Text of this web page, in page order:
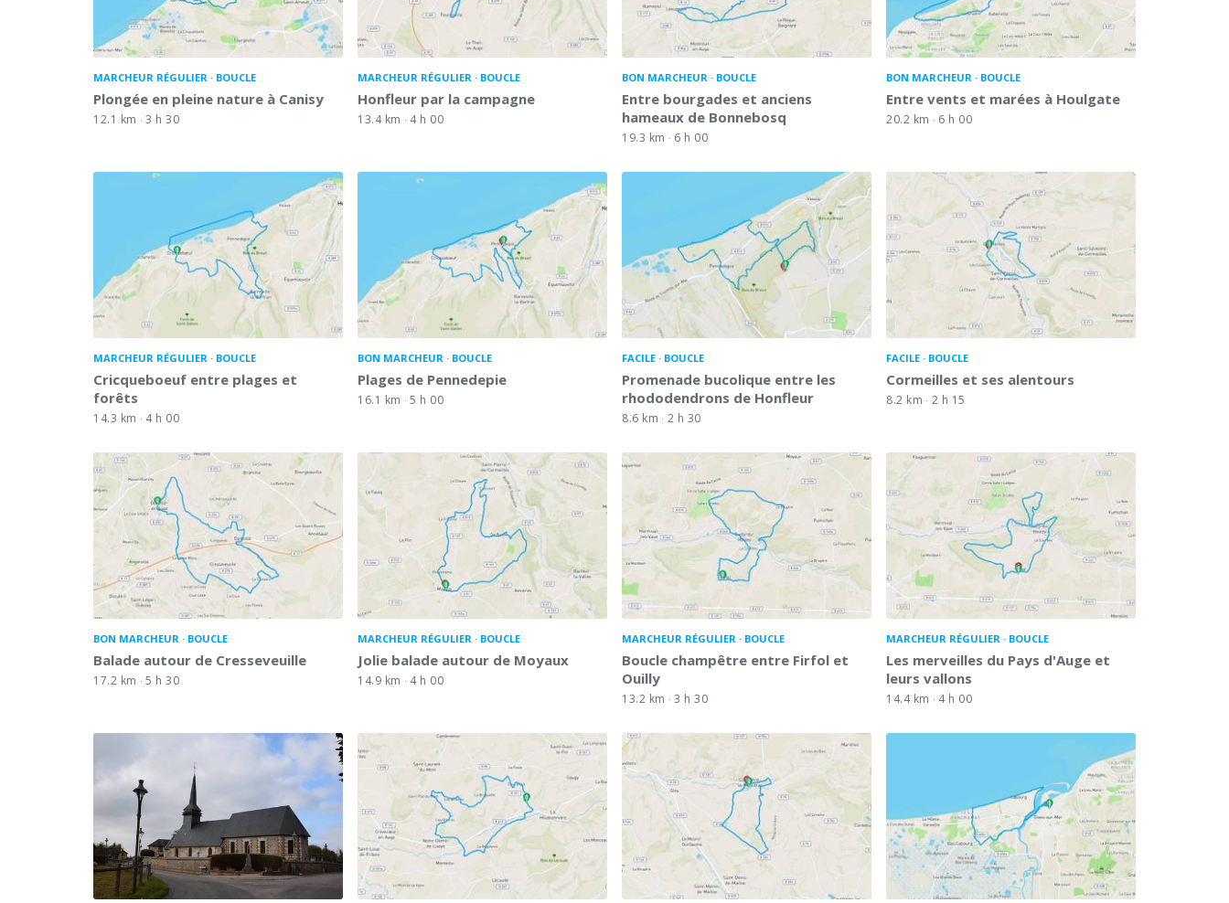
MARCHEUR RÉGULIER BOUCLE
Plongée en pleine nature à Canisy
12.1 km 3 h 30
MARCHEUR RÉGULIER BOUCLE
Honfleur par la campagne
13.4 km 4 h 00
BON MARCHEUR BOUCLE
Entre bourgades et anciens
hameaux de Bonnebosq
19.3 km 6 h 00
BON MARCHEUR BOUCLE
Entre vents et marées à Houlgate
20.2 km 6 h 00
MARCHEUR RÉGULIER BOUCLE
Cricqueboeuf entre plages et
forêts
14.3 km 4 h 00
BON MARCHEUR BOUCLE
Plages de Pennedepie
16.1 km 5 h 00
FACILE BOUCLE
Promenade bucolique entre les
rhododendrons de Honfleur
8.6 km 2 h 30
FACILE BOUCLE
Cormeilles et ses alentours
8.2 km 2 h 15
BON MARCHEUR BOUCLE
Balade autour de Cresseveuille
17.2 km 5 h 30
MARCHEUR RÉGULIER BOUCLE
Jolie balade autour de Moyaux
14.9 km 4 h 00
MARCHEUR RÉGULIER BOUCLE
Boucle champêtre entre Firfol et
Ouilly
13.2 km 3 h 30
MARCHEUR RÉGULIER BOUCLE
Les merveilles du Pays d'Auge et
leurs vallons
14.4 km 4 h 00